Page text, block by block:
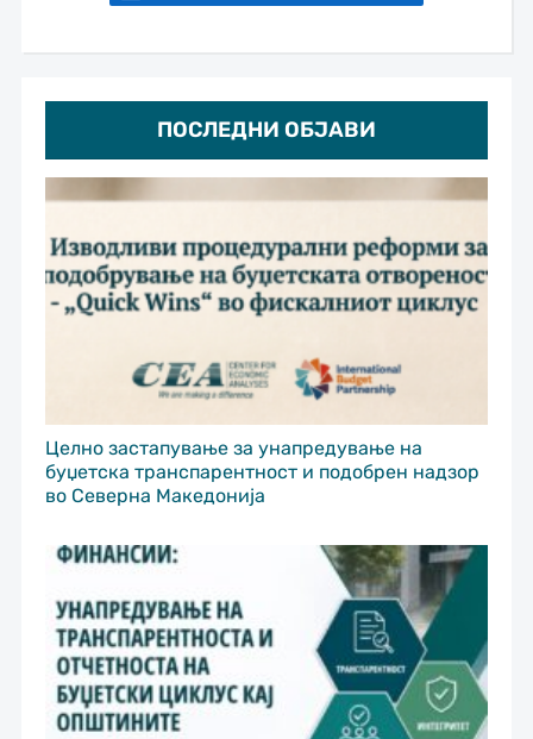
ПОСЛЕДНИ ОБЈАВИ
Целно застапување за унапредување на
буџетска транспарентност и подобрен надзор
во Северна Македонија